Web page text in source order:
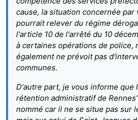
cause, la situation concernée par
pourrait relever du régime
l'article 10 de l'arrêté du 10
à certaines opérations de police,
également ne prévoit pas
communes.
D'autre part, je vous informe que
rétention administratif de
nommé car il ne se situe pas sur